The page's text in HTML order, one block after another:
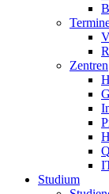
Zentren
Studium